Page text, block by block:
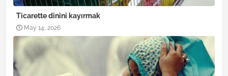
Ticarette dinini kayırmak
May 14, 2026